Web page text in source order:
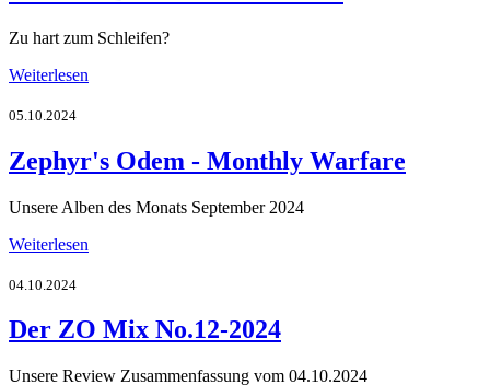
Zu hart zum Schleifen?
Weiterlesen
05.10.2024
Zephyr's Odem - Monthly Warfare
Unsere Alben des Monats September 2024
Weiterlesen
04.10.2024
Der ZO Mix No.12-2024
Unsere Review Zusammenfassung vom 04.10.2024